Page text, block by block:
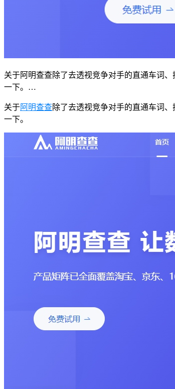
关于阿明查查除了去透视竞争对手的直通车词
一下。…
关于阿明查查除了去透视竞争对手的直通车词
一下。